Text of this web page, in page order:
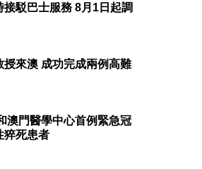
駁巴士服務 8月1日起調
來澳 成功完成兩例高難
澳門醫學中心首例緊急冠
猝死患者